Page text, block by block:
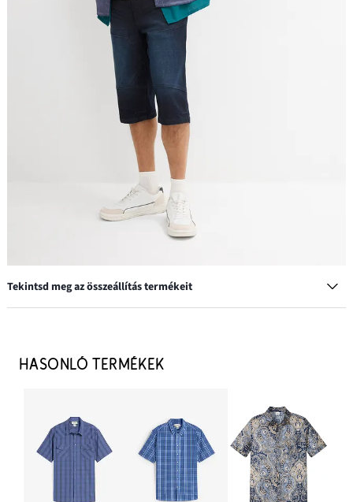
Tekintsd meg az összeállítás termékeit
27 499 Ft
Póló (3 db-os csomag)
7999 Ft
HOZZÁADÁS A KOSÁRHOZ
Hosszú sztreccsfarmer bermuda, Regular Fit
HASONLÓ TERMÉKEK